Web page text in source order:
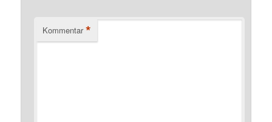
Kommentar *